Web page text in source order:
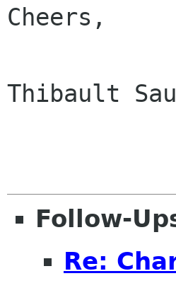
Cheers,
Thibault
Follow-
Re: